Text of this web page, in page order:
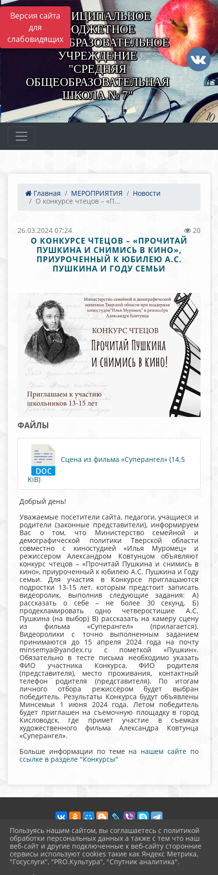
Версия сайта
для
слабовидящих
МУНИЦИПАЛЬНОЕ
БЮДЖЕТНОЕ
ОБЩЕОБРАЗОВАТЕЛЬНОЕ
УЧРЕЖДЕНИЕ
"СРЕДНЯЯ
ОБЩЕОБРАЗОВАТЕЛЬНАЯ
ШКОЛА № 7"
Главная МЕРОПРИЯТИЯ
Новости
О конкурсе чтецов – «П...
26.03.2024 07:24 20
О КОНКУРСЕ ЧТЕЦОВ – «ПРОЧИТАЙ
ПУШКИНА И СНИМИСЬ В КИНО»,
ПРИУРОЧЕННЫЙ К ЮБИЛЕЮ А.С.
ПУШКИНА И ГОДУ СЕМЬИ
ФАЙЛЫ
Сцена из фильма «Суперангел» (14.5
KiB)
Добрый день!
Уважаемые посетители сайта, педагоги, учащиеся и
родители (законные представители), информируем
Вас о том, что Министерство семейной и
демографической политики Тверской области
совместно с киностудией «Илья Муромец» и
режиссером Александром Ковтунцом объявляют
конкурс чтецов – «Прочитай Пушкина и снимись в
кино», приуроченный к юбилею А.С. Пушкина и Году
семьи. Для участия в Конкурсе приглашаются
подростки 13-15 лет, которым предстоит записать
видеоролик, выполнив следующие задания: А)
рассказать о себе – не более 30 секунд. Б)
продекламировать одно четверостишие А.С.
Пушкина (на выбор) В) рассказать на камеру сцену
из фильма «Суперангел» (прилагается).
Видеоролики с точно выполненным заданием
принимаются до 15 апреля 2024 года на почту
minsemya@yandex.ru с пометкой «Пушкин».
Обязательно в тесте письма необходимо указать
ФИО участника Конкурса, ФИО родителя
(представителя), место проживания, контактный
телефон родителя (представителя). По итогам
личного отбора режиссёром будет выбран
победитель. Результаты Конкурса будут объявлены
Минсемьи 1 июня 2024 года. Летом победитель
будет приглашен на съемочную площадку в город
Кисловодск, где примет участие в съемках
художественного фильма Александра Ковтунца
«Суперангел».
Больше информации по теме на нашем сайте по
ссылке в разделе "Конкурсы"
2026 г. vvschool7.ru
Вход
Карта сайта
Политика обработки персональных данных
Пользуясь нашим сайтом, вы соглашаетесь с политикой
обработки персональных данных а также с тем что наш
веб-сайт и другие подключенные к веб-сайту сторонние
сервисы используют cookies такие как Яндекс Метрика,
"Госуслуги", "PRO.Культура", "Спутник аналитика".